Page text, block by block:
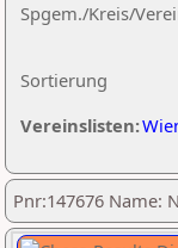
Sortierung
Spgem./Kreis/
Vereinslisten:
Pnr:147676 Name: